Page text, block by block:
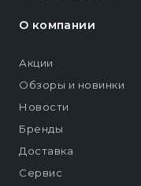
О компании
Акции
Обзоры и новинки
Новости
Бренды
Доставка
Сервис